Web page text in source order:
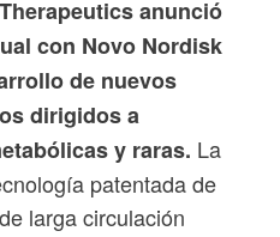
anunció
con Novo Nordisk
de nuevos
dirigidos a
y raras. La
patentada de
larga circulación